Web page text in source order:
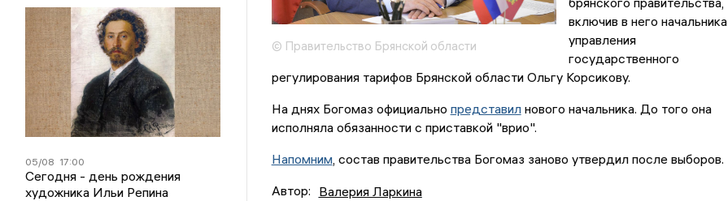
05/08 17:00
Сегодня - день рождения
художника Ильи Репина
© Правительство Брянской области
включив в него начальника
управления
государственного
регулирования тарифов Брянской области Ольгу Корсикову.
На днях Богомаз официально представилнового начальника. До того она
исполняла обязанности с приставкой "врио".
Напомним, состав правительства Богомаз заново утвердил после выборов.
Автор: Валерия Ларкина